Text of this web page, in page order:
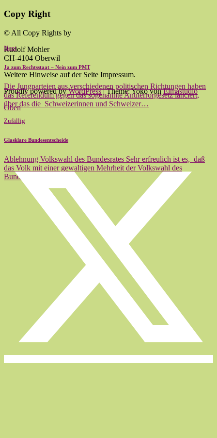
Copy Right
© All Copy Rights by
Rudolf Mohler
CH-4104 Oberwil
Weitere Hinweise auf der Seite Impressum.
Proudly powered byWordPress|Theme: Yoko vonElmastudio
Oben
Next
Ja zum Rechtsstaat – Nein zum PMT
Die Jungparteien aus verschiedenen politischen Richtungen haben
das Referendum gegen das sogenannte Antiterrorgesetz lanciert,
über das die Schweizerinnen und Schweizer…
Zufällig
Glasklare Bundesentscheide
Ablehnung Volkswahl des Bundesrates Sehr erfreulich ist es, daß
das Volk mit einer gewaltigen Mehrheit der Volkswahl des
Bundesrates eine…